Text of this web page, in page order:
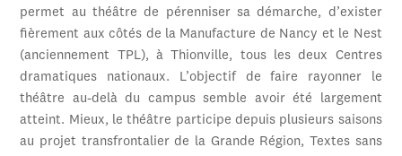
permet au théâtre de pérenniser sa démarche, d’exister
fièrement aux côtés de la Manufacture de Nancy et le Nest
(anciennement TPL), à Thionville, tous les deux Centres
dramatiques nationaux. L’objectif de faire rayonner le
théâtre au-delà du campus semble avoir été largement
atteint. Mieux, le théâtre participe depuis plusieurs saisons
au projet transfrontalier de la Grande Région, Textes sans